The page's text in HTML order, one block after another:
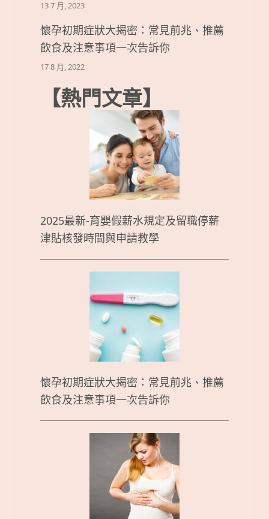
13 7 月, 2023
懷孕初期症狀大揭密：常見前兆、推薦
飲食及注意事項一次告訴你
17 8 月, 2022
【熱門文章】
2025最新-育嬰假薪水規定及留職停薪
津貼核發時間與申請教學
懷孕初期症狀大揭密：常見前兆、推薦
飲食及注意事項一次告訴你